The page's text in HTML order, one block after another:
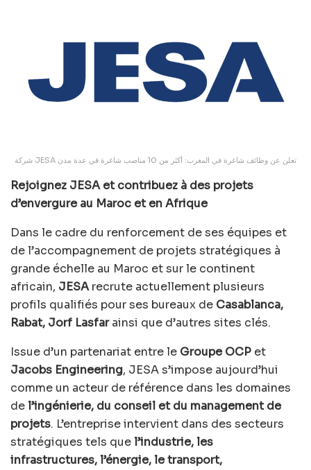
شركة JESA تعلن عن وظائف شاغرة في المغرب: أكثر من 10 مناصب شاغرة في عدة مدن
Rejoignez JESA et contribuez à des projets
d’envergure au Maroc et en Afrique
Dans le cadre du renforcement de ses équipes et
de l’accompagnement de projets stratégiques à
grande échelle au Maroc et sur le continent
africain, JESArecrute actuellement plusieurs
profils qualifiés pour ses bureaux de Casablanca,
Rabat, Jorf Lasfarainsi que d’autres sites clés.
Issue d’un partenariat entre le Groupe OCP et
Jacobs Engineering, JESA s’impose aujourd’hui
comme un acteur de référence dans les domaines
del’ingénierie, du conseil et du management de
projets. L’entreprise intervient dans des secteurs
stratégiques tels quel’industrie, les
infrastructures, l’énergie, le transport,